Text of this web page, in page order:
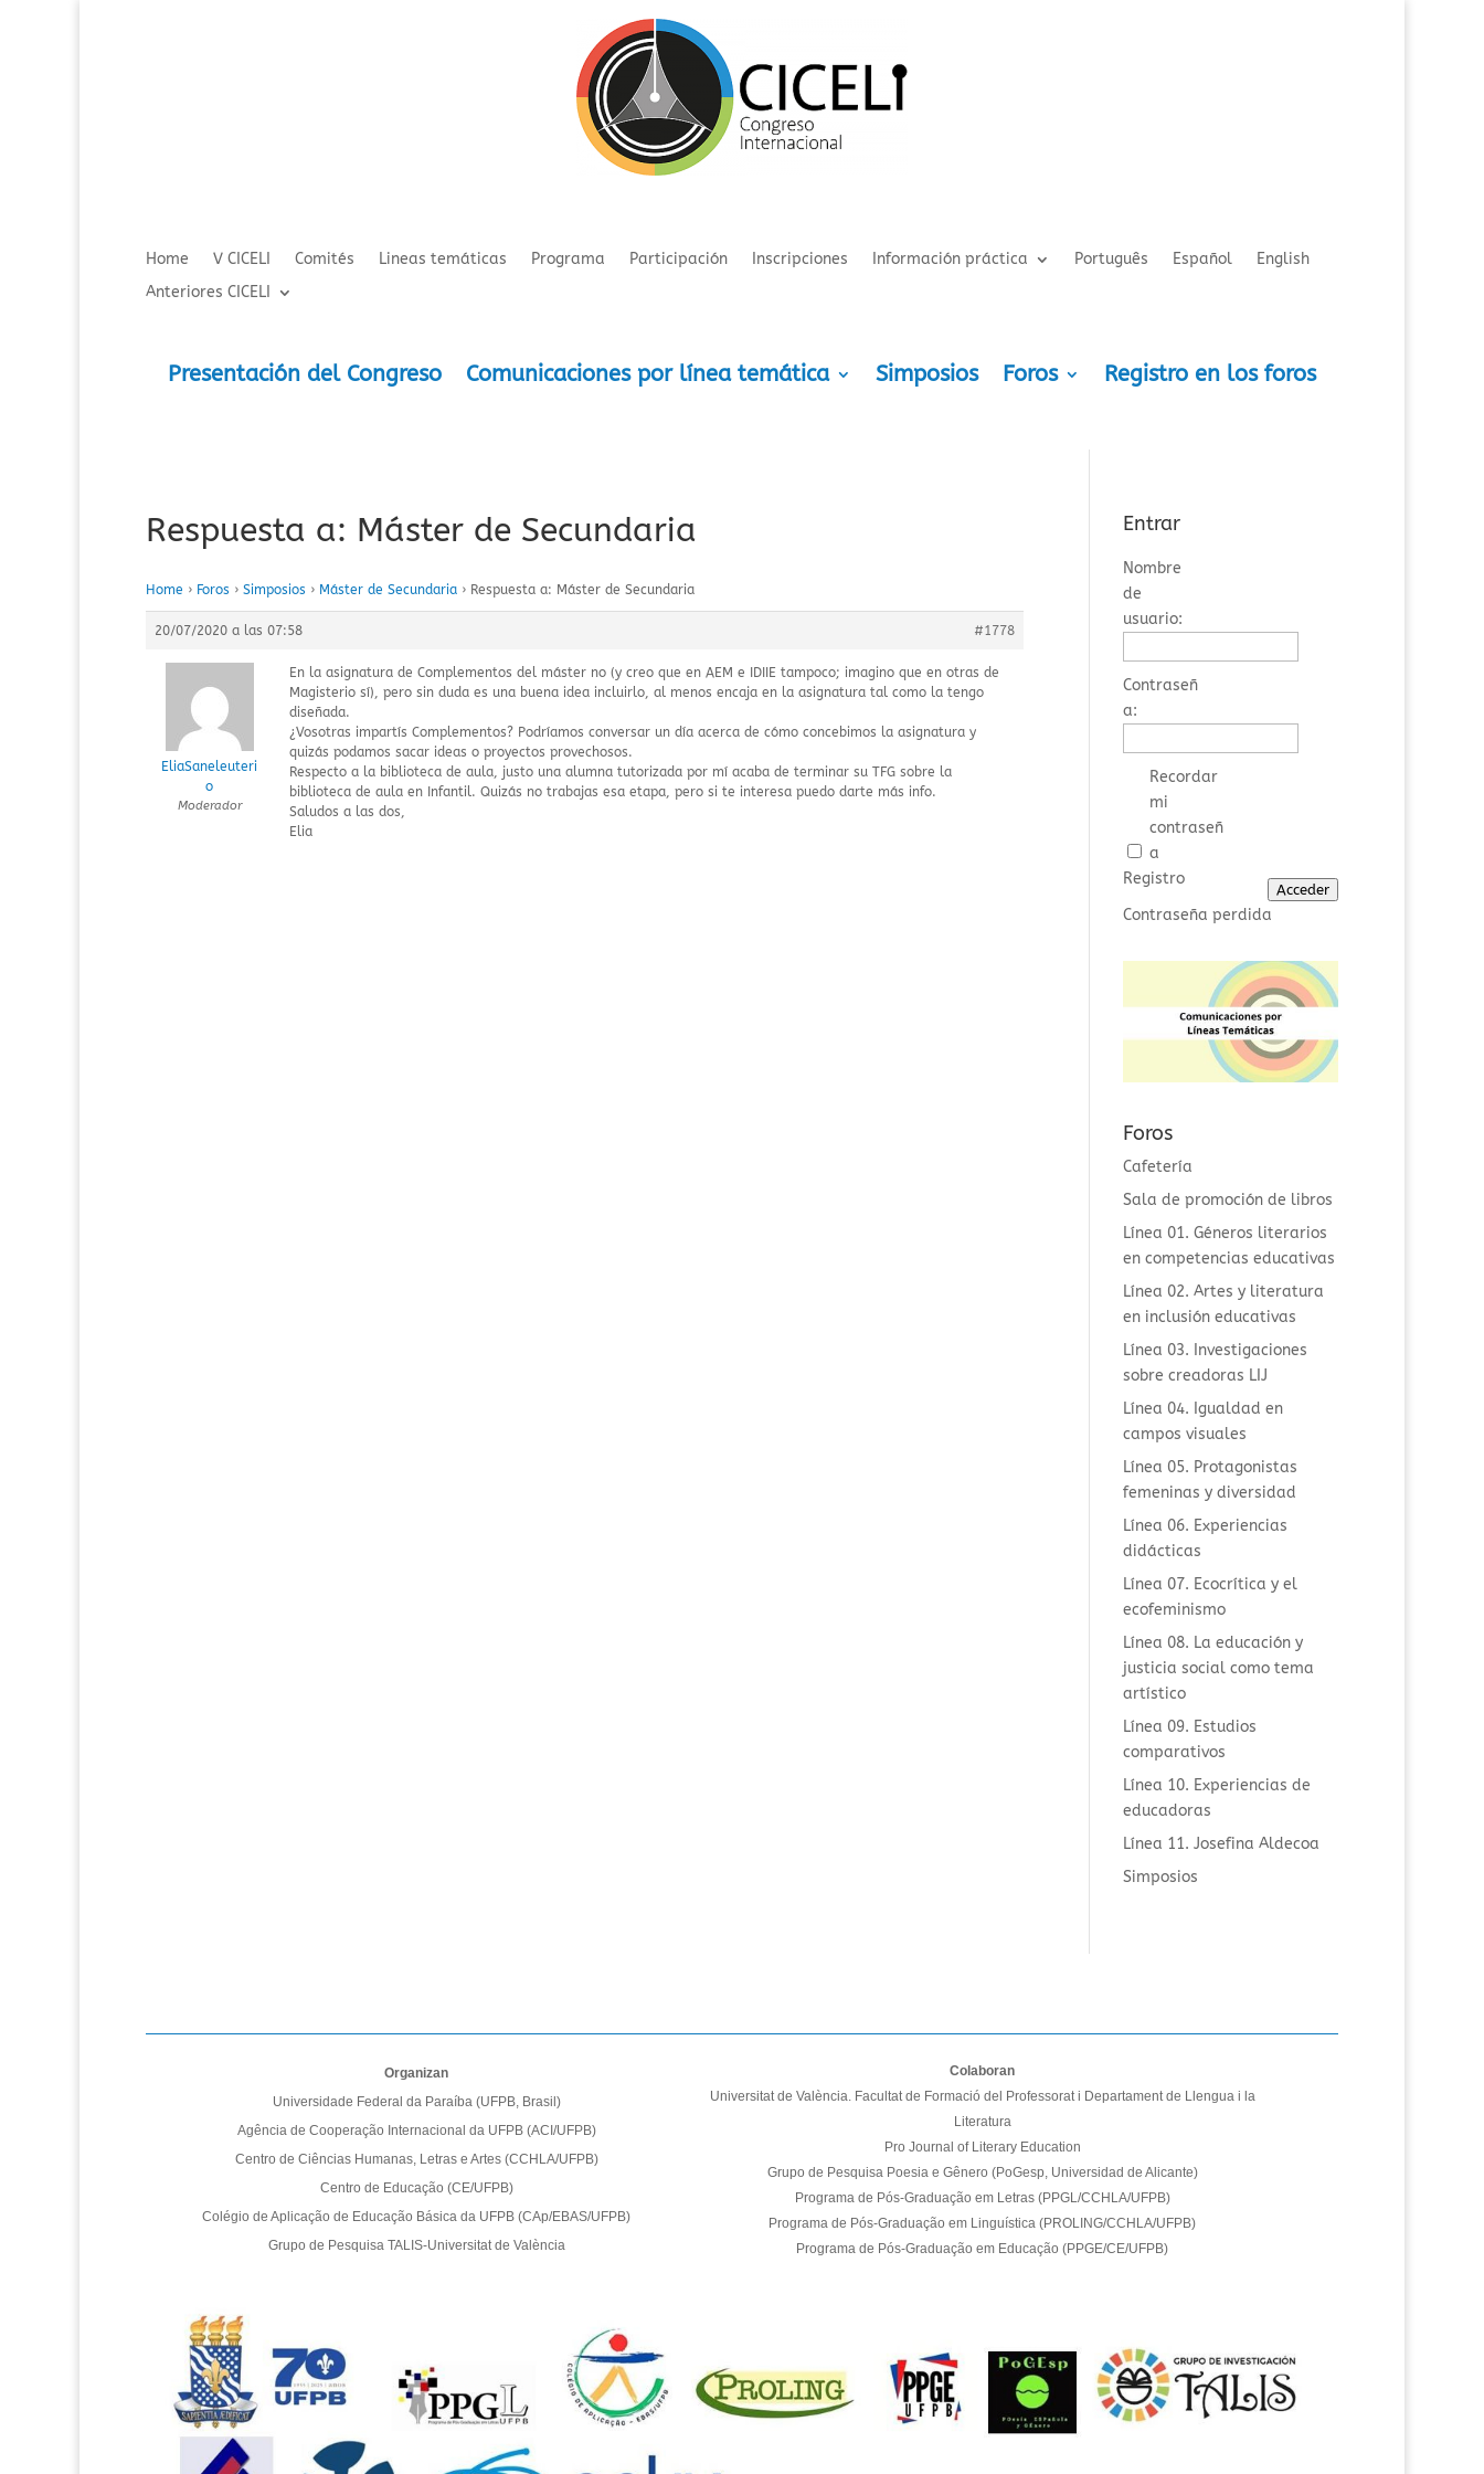
Home V CICELI Comités Lineas temáticas Programa Participación Inscripciones Información práctica Português Español
English
Anteriores CICELI
Presentación del Congreso Comunicaciones por línea temática Simposios Foros Registro en los foros
Respuesta a: Máster de Secundaria
Home › Foros › Simposios › Máster de Secundaria › Respuesta a: Máster de Secundaria
20/07/2020 a las 07:58 #1778
EliaSaneleuteri
o
Moderador
En la asignatura de Complementos del máster no (y creo que en AEM e IDIIE tampoco; imagino que en otras de
Magisterio sí), pero sin duda es una buena idea incluirlo, al menos encaja en la asignatura tal como la tengo
diseñada.
¿Vosotras impartís Complementos? Podríamos conversar un día acerca de cómo concebimos la asignatura y
quizás podamos sacar ideas o proyectos provechosos.
Respecto a la biblioteca de aula, justo una alumna tutorizada por mí acaba de terminar su TFG sobre la
biblioteca de aula en Infantil. Quizás no trabajas esa etapa, pero si te interesa puedo darte más info.
Saludos a las dos,
Elia
Entrar
Nombre
de
usuario:
Contraseñ
a:
Recordar
mi
contraseñ
a
Acceder
Registro
Contraseña perdida
Foros
Cafetería
Sala de promoción de libros
Línea 01. Géneros literarios
en competencias educativas
Línea 02. Artes y literatura
en inclusión educativas
Línea 03. Investigaciones
sobre creadoras LIJ
Línea 04. Igualdad en
campos visuales
Línea 05. Protagonistas
femeninas y diversidad
Línea 06. Experiencias
didácticas
Línea 07. Ecocrítica y el
ecofeminismo
Línea 08. La educación y
justicia social como tema
artístico
Línea 09. Estudios
comparativos
Línea 10. Experiencias de
educadoras
Línea 11. Josefina Aldecoa
Simposios
Organizan
Universidade Federal da Paraíba (UFPB, Brasil)
Agência de Cooperação Internacional da UFPB (ACI/UFPB)
Centro de Ciências Humanas, Letras e Artes (CCHLA/UFPB)
Centro de Educação (CE/UFPB)
Colégio de Aplicação de Educação Básica da UFPB (CAp/EBAS/UFPB)
Grupo de Pesquisa TALIS-Universitat de València
Colaboran
Universitat de València. Facultat de Formació del Professorat i Departament de Llengua i la
Literatura
Pro Journal of Literary Education
Grupo de Pesquisa Poesia e Gênero (PoGesp, Universidad de Alicante)
Programa de Pós-Graduação em Letras (PPGL/CCHLA/UFPB)
Programa de Pós-Graduação em Linguística (PROLING/CCHLA/UFPB)
Programa de Pós-Graduação em Educação (PPGE/CE/UFPB)